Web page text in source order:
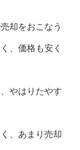
却をおこなう
、価格も安く
やはりたやす
、あまり売却